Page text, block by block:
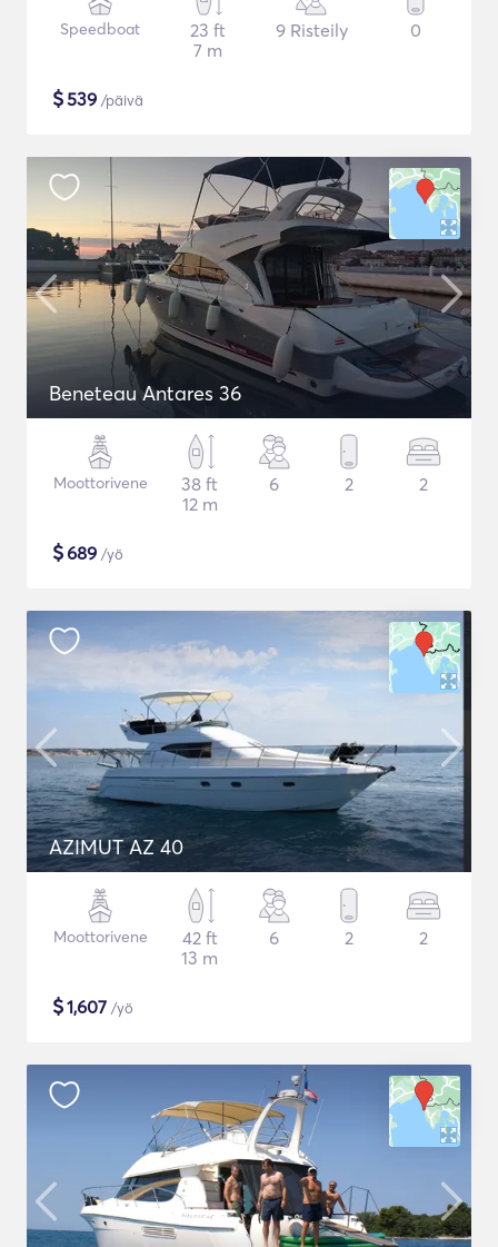
Speedboat
23 ft
7 m
9 Risteily 0
$539 /päivä
Beneteau Antares 36
Moottorivene
38 ft
12 m
6 2 2
$689 /yö
AZIMUT AZ 40
Moottorivene
42 ft
13 m
6 2 2
$1,607 /yö